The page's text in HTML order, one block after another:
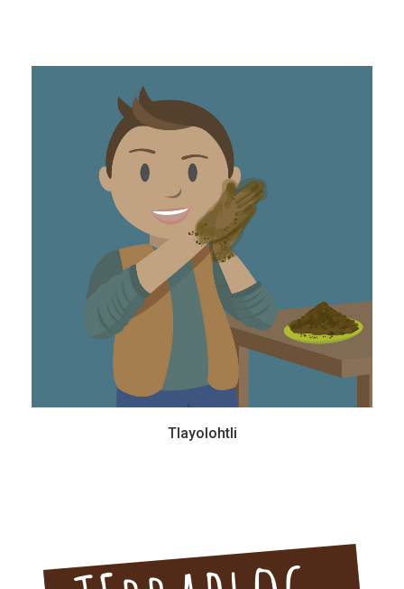
Tlayolohtli
10 años - Primaria
Es un joven que ha soñado con hacer nuevos descubrimientos. Siempre se ha
preguntado cómo se mueve el interior de la Tierra, por lo que conocer más sobre
los sismos y volcanes es su pasión.